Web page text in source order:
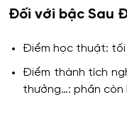
Đối với bậc Sau
Điểm học thuật: tối
Điểm thành tích
thưởng…: phần còn